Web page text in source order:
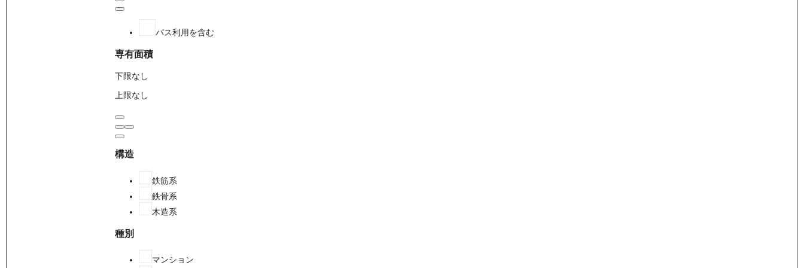
バス利用を含む
専有面積
下限なし
上限なし
構造
鉄筋系
鉄骨系
木造系
種別
マンション